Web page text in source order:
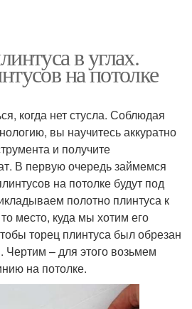
в углах.
на потолке
когда нет стусла. Соблюдая
вы научитесь аккуратно
и получите
В первую очередь займемся
на потолке будут под
полотно плинтуса к
место, куда мы хотим его
торец плинтуса был обрезан
Чертим – для этого возьмем
на потолке.